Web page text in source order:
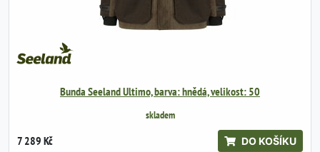
Bunda Seeland Ultimo, barva: hnědá, velikost: 50
skladem
7 289 Kč DO KOŠÍKU